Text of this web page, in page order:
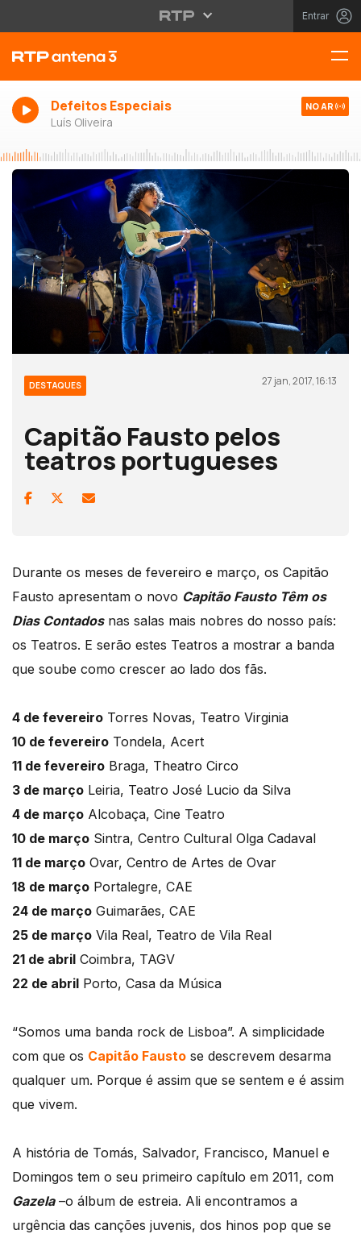
Entrar
Defeitos Especiais
Luís Oliveira
NO AR
DESTAQUES 27 jan, 2017, 16:13
Capitão Fausto pelos
teatros portugueses
Durante os meses de fevereiro e março, os Capitão
Fausto apresentam o novo Capitão Fausto Têm os
Dias Contadosnas salas mais nobres do nosso país:
os Teatros. E serão estes Teatros a mostrar a banda
que soube como crescer ao lado dos fãs.
4 de fevereiro Torres Novas, Teatro Virginia
10 de fevereiro Tondela, Acert
11 de fevereiro Braga, Theatro Circo
3 de março Leiria, Teatro José Lucio da Silva
4 de março Alcobaça, Cine Teatro
10 de março Sintra, Centro Cultural Olga Cadaval
11 de março Ovar, Centro de Artes de Ovar
18 de março Portalegre, CAE
24 de março Guimarães, CAE
25 de março Vila Real, Teatro de Vila Real
21 de abril Coimbra, TAGV
22 de abril Porto, Casa da Música
“Somos uma banda rock de Lisboa”. A simplicidade
com que os Capitão Fausto se descrevem desarma
qualquer um. Porque é assim que se sentem e é assim
que vivem.
A história de Tomás, Salvador, Francisco, Manuel e
Domingos tem o seu primeiro capítulo em 2011, com
Gazela–o álbum de estreia. Ali encontramos a
urgência das canções juvenis, dos hinos pop que se